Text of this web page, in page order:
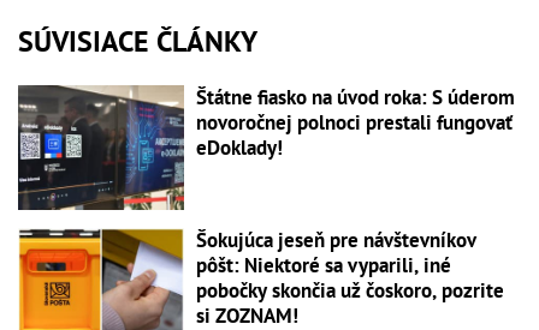
SÚVISIACE ČLÁNKY
Štátne fiasko na úvod roka: S úderom
novoročnej polnoci prestali fungovať
eDoklady!
Šokujúca jeseň pre návštevníkov
pôšt: Niektoré sa vyparili, iné
pobočky skončia už čoskoro, pozrite
si ZOZNAM!